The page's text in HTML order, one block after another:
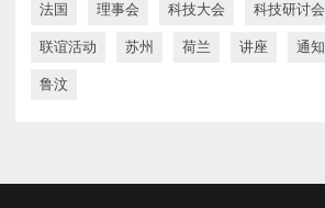
法国 理事会 科技大会 科技研讨会
联谊活动 苏州 荷兰 讲座 通知
鲁汶